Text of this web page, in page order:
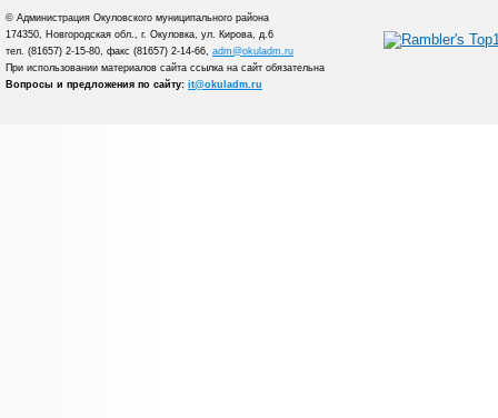
© Администрация Окуловского муниципального района
174350, Новгородская обл., г. Окуловка, ул. Кирова, д.6
тел. (81657) 2-15-80, факс (81657) 2-14-66, adm@okuladm.ru
При использовании материалов сайта ссылка на сайт обязательна
Вопросы и предложения по сайту: it@okuladm.ru